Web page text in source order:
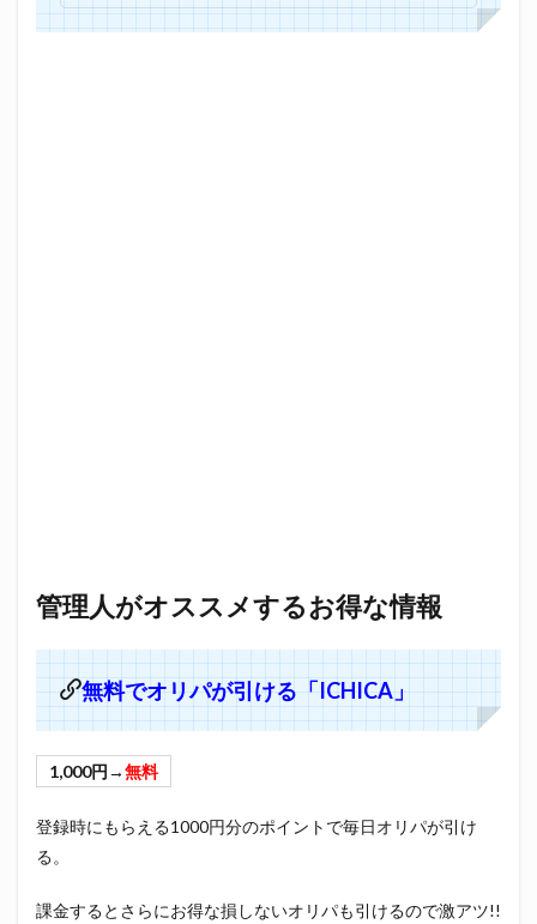
管理人がオススメするお得な情報
無料でオリパが引ける「ICHICA」
1,000円→無料
登録時にもらえる1000円分のポイントで毎日オリパが引け
る。
課金するとさらにお得な損しないオリパも引けるので激アツ!!